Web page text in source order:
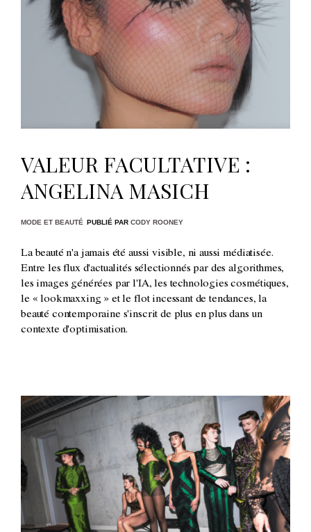
VALEUR FACULTATIVE :
ANGELINA MASICH
MODE ET BEAUTÉ PUBLIÉ PAR CODY ROONEY
La beauté n'a jamais été aussi visible, ni aussi médiatisée.
Entre les flux d'actualités sélectionnés par des algorithmes,
les images générées par l'IA, les technologies cosmétiques,
le « lookmaxxing » et le flot incessant de tendances, la
beauté contemporaine s'inscrit de plus en plus dans un
contexte d'optimisation.